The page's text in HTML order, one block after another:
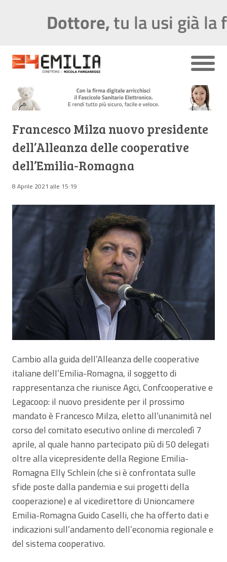
Francesco Milza nuovo presidente
dell’Alleanza delle cooperative
dell’Emilia-Romagna
8 Aprile 2021 alle 15:19
Cambio alla guida dell’Alleanza delle cooperative
italiane dell’Emilia-Romagna, il soggetto di
rappresentanza che riunisce Agci, Confcooperative e
Legacoop: il nuovo presidente per il prossimo
mandato è Francesco Milza, eletto all’unanimità nel
corso del comitato esecutivo online di mercoledì 7
aprile, al quale hanno partecipato più di 50 delegati
oltre alla vicepresidente della Regione Emilia-
Romagna Elly Schlein (che si è confrontata sulle
sfide poste dalla pandemia e sui progetti della
cooperazione) e al vicedirettore di Unioncamere
Emilia-Romagna Guido Caselli, che ha offerto dati e
indicazioni sull’andamento dell’economia regionale e
del sistema cooperativo.